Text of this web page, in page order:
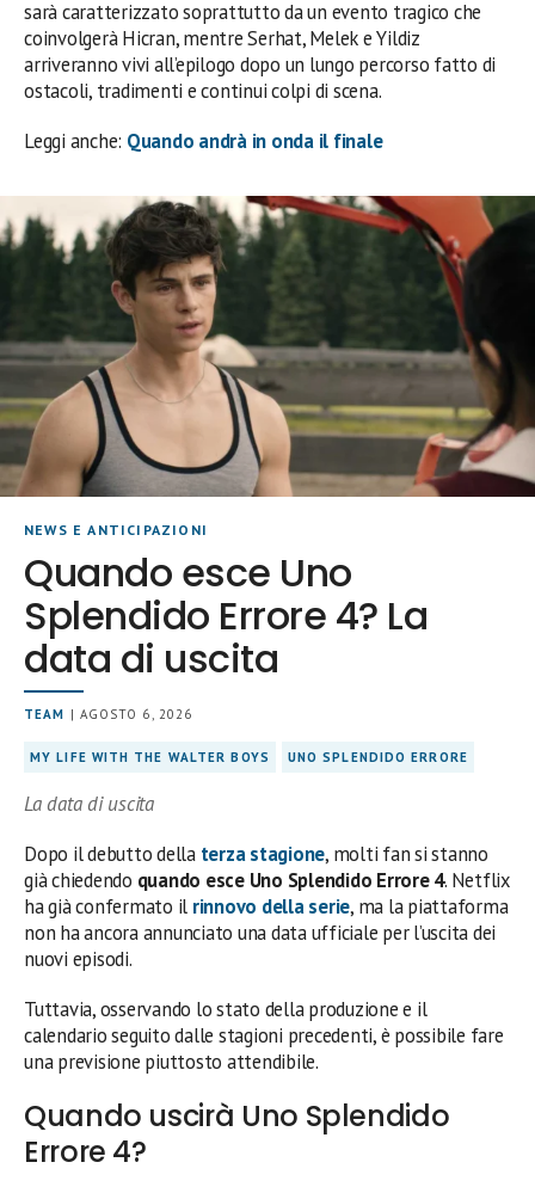
sarà caratterizzato soprattutto da un evento tragico che
coinvolgerà Hicran, mentre Serhat, Melek e Yildiz
arriveranno vivi all’epilogo dopo un lungo percorso fatto di
ostacoli, tradimenti e continui colpi di scena.
Leggi anche: Quando andrà in onda il finale
NEWS E ANTICIPAZIONI
Quando esce Uno
Splendido Errore 4? La
data di uscita
TEAM | AGOSTO 6, 2026
MY LIFE WITH THE WALTER BOYS UNO SPLENDIDO ERRORE
La data di uscita
Dopo il debutto della terza stagione, molti fan si stanno
già chiedendo quando esce Uno Splendido Errore 4. Netflix
ha già confermato il rinnovo della serie, ma la piattaforma
non ha ancora annunciato una data ufficiale per l’uscita dei
nuovi episodi.
Tuttavia, osservando lo stato della produzione e il
calendario seguito dalle stagioni precedenti, è possibile fare
una previsione piuttosto attendibile.
Quando uscirà Uno Splendido
Errore 4?